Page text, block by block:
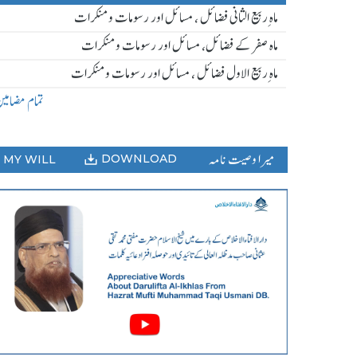
ماہ ِربیع الثانی فضائل ، مسائل اور رسومات و منکرات
ماہ صفر کے فضائل، مسائل اور رسومات و منکرات
ماہ ِربیع الاول فضائل ، مسائل اور رسومات و منکرات
تمام
MY WILL DOWNLOAD میرا وصیت نامہ